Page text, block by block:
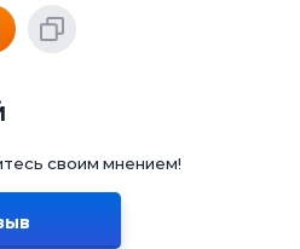
своим мнением!